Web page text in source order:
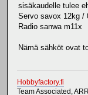
sisäkaudelle tulee
Servo savox 12kg /
Radio sanwa m11x
Nämä sähköt ovat
Hobbyfactory.fi
Team Associated,